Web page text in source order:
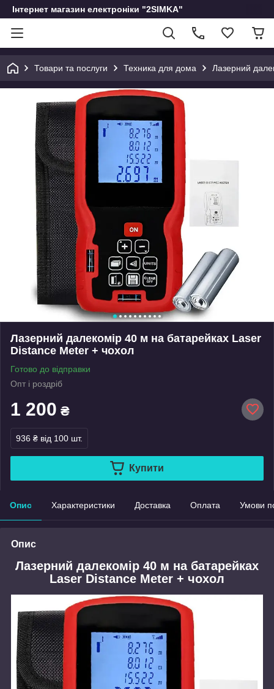
Інтернет магазин електроніки "2SIMKA"
Товари та послуги Техника для дома Лазерний
Лазерний далекомір 40 м на батарейках Laser
Distance Meter + чохол
Готово до відправки
Опт і роздріб
1 200 ₴
936 ₴ від 100 шт.
Купити
Опис Характеристики Доставка Оплата Умови
Опис
Лазерний далекомір 40 м на батарейках
Laser Distance Meter + чохол